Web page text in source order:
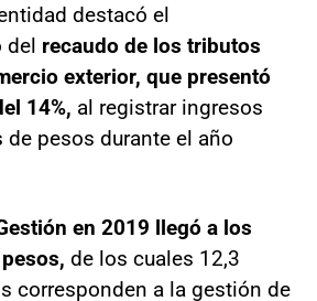
destacó el
del recaudo de los tributos
exterior, que presentó
14%, al registrar ingresos
pesos durante el año
en 2019 llegó a los
de los cuales 12,3
corresponden a la gestión de